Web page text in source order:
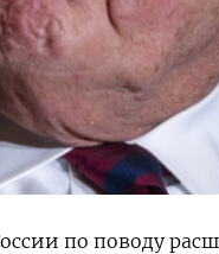
по поводу